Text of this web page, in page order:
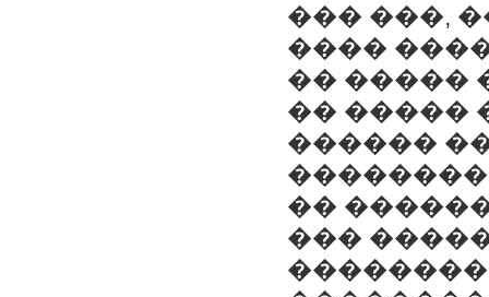
��� ���,
����
�� �����
�� �����
������
��
���